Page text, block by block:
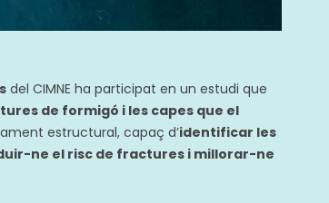
del CIMNE ha participat en un estudi que
de formigó i les capes que el
estructural, capaç d’identificar les
ne el risc de fractures i millorar-ne